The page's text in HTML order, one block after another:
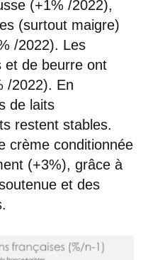
(+1% /2022),
(surtout maigre)
/2022). Les
et de beurre ont
/2022). En
de laits
restent stables.
crème conditionnée
(+3%), grâce à
et des